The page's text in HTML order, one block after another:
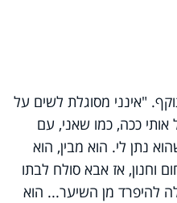
"אינני מסוגלת לשים על
ככה, כמו שאני, עם
נתן לי. הוא מבין, הוא
וחנון, אז אבא סולח לבתו
להיפרד מן השיער... הוא